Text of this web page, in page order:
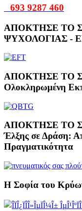
693 9287 460
ΑΠΟΚΤΗΣΕ ΤΟ
ΨΥΧΟΛΟΓΙΑΣ -
ΑΠΟΚΤΗΣΕ ΤΟ
Ολοκληρωμένη
ΑΠΟΚΤΗΣΕ ΤΟ
Έλξης σε Δράση:
Πραγματικότητα
Η Σοφία του